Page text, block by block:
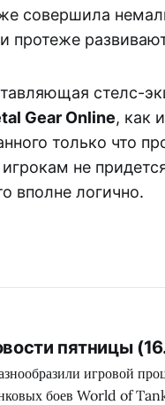
совершила
протеже
стелс-
Gear Online, как
только что
не
вполне логично.
пятницы
игровой
боев World of